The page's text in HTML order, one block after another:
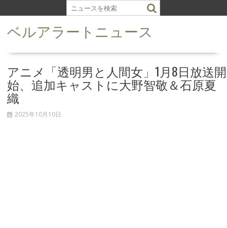
k
ベルアラートニュース
アニメ「透明男と人間女」1月8日放送開
始、追加キャストに大野智敬＆石原夏
織
2025年10月10日